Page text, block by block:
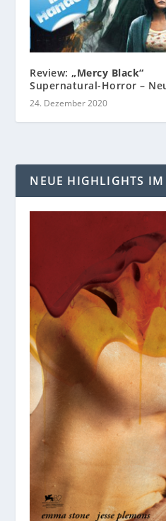
Review:„Mercy Black“
Supernatural-Horror –
24. Dezember 2020
NEUE HIGHLIGHTS